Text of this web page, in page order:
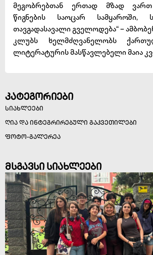
კატეგორიები
სიახლეები
ღია და ინტეგრირებული გაკვეთილები
ფოტო-გალერეა
მსგავსი სიახლეები
მეგობრებთან ერთად მზად
წიგნების საოცარ სამყაროში,
თავგადასავალი გველოდება“ –
კლუბს ხელმძღვანელობს
ლიტერატურის მასწავლებელი მაია